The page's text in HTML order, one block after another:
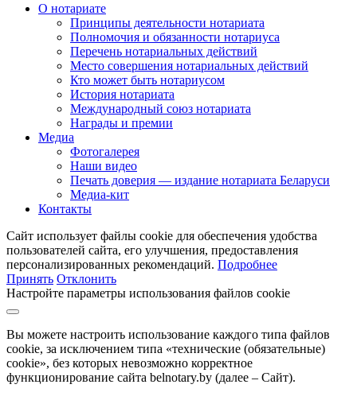
О нотариате
Принципы деятельности нотариата
Полномочия и обязанности нотариуса
Перечень нотариальных действий
Место совершения нотариальных действий
Кто может быть нотариусом
История нотариата
Международный союз нотариата
Награды и премии
Медиа
Фотогалерея
Наши видео
Печать доверия — издание нотариата Беларуси
Медиа-кит
Контакты
Сайт использует файлы cookie для обеспечения удобства
пользователей сайта, его улучшения, предоставления
персонализированных рекомендаций. Подробнее
Принять Отклонить
Настройте параметры использования файлов cookie
Вы можете настроить использование каждого типа файлов
cookie, за исключением типа «технические (обязательные)
cookie», без которых невозможно корректное
функционирование сайта belnotary.by (далее – Сайт).